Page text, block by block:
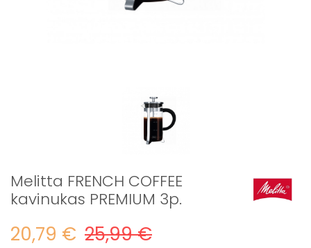
Melitta FRENCH COFFEE
kavinukas PREMIUM 3p.
20,79 € 25,99 €